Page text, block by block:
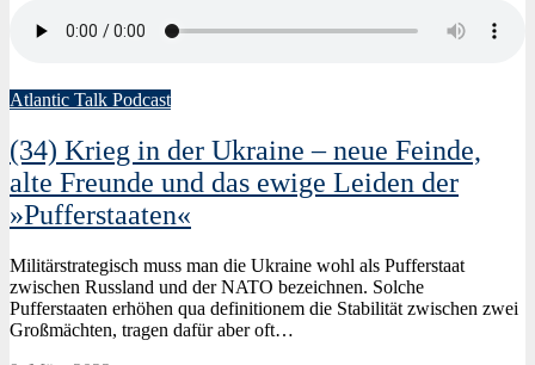
Atlantic Talk Podcast
(34) Krieg in der Ukraine – neue Feinde,
alte Freunde und das ewige Leiden der
»Pufferstaaten«
Militärstrategisch muss man die Ukraine wohl als Pufferstaat
zwischen Russland und der NATO bezeichnen. Solche
Pufferstaaten erhöhen qua definitionem die Stabilität zwischen zwei
Großmächten, tragen dafür aber oft…